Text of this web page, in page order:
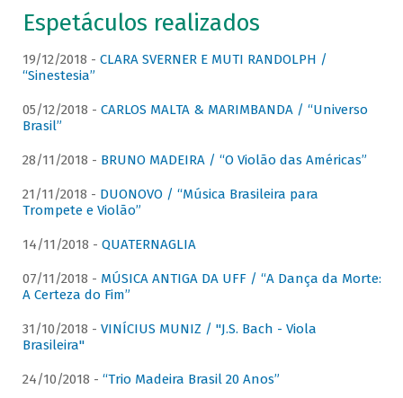
Espetáculos realizados
19/12/2018 - CLARA SVERNER E MUTI RANDOLPH /
“Sinestesia”
05/12/2018 - CARLOS MALTA & MARIMBANDA / “Universo
Brasil”
28/11/2018 - BRUNO MADEIRA / “O Violão das Américas”
21/11/2018 - DUONOVO / “Música Brasileira para
Trompete e Violão”
14/11/2018 - QUATERNAGLIA
07/11/2018 - MÚSICA ANTIGA DA UFF / “A Dança da Morte:
A Certeza do Fim”
31/10/2018 - VINÍCIUS MUNIZ / "J.S. Bach - Viola
Brasileira"
24/10/2018 - “Trio Madeira Brasil 20 Anos”